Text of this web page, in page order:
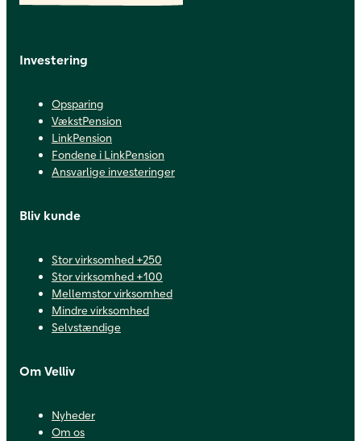
Investering
Opsparing
VækstPension
LinkPension
Fondene i LinkPension
Ansvarlige investeringer
Bliv kunde
Stor virksomhed +250
Stor virksomhed +100
Mellemstor virksomhed
Mindre virksomhed
Selvstændige
Om Velliv
Nyheder
Om os